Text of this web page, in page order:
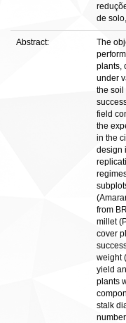
de
Abstract:
The
plants,
under
the soil
field
the
in the
design
from
millet
cover
weight
yield
plants
stalk